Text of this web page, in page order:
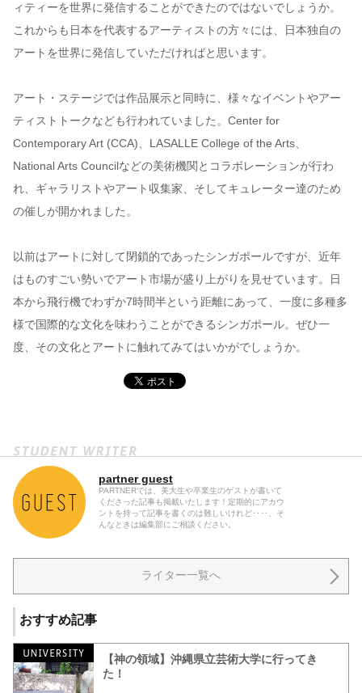
ィティーを世界に発信することができたのではないでしょうか。
これからも日本を代表するアーティストの方々には、日本独自の
アートを世界に発信していただければと思います。
アート・ステージでは作品展示と同時に、様々なイベントやアー
ティストトークなども行われていました。Center for
Contemporary Art (CCA)、LASALLE College of the Arts、
National Arts Councilなどの美術機関とコラボレーションが行わ
れ、ギャラリストやアート収集家、そしてキュレーター達のため
の催しが開かれました。
以前はアートに対して閉鎖的であったシンガポールですが、近年
はものすごい勢いでアート市場が盛り上がりを見せています。日
本から飛行機でわずか7時間半という距離にあって、一度に多種多
様で国際的な文化を味わうことができるシンガポール。ぜひ一
度、その文化とアートに触れてみてはいかがでしょうか。
partner guest
PARTNERでは、美大生や卒業生のゲストが書いて
くださった記事も掲載いたします！定期的にアカウ
ントを持って記事を書くのは難しいけれど‥‥、そ
んなときは編集部にご相談ください。
ライター一覧へ
おすすめ記事
【神の領域】沖縄県立芸術大学に行ってき
た！